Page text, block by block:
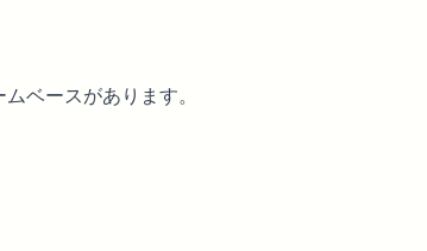
ベースがあります。